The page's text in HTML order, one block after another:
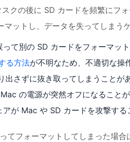
クの後に SD カードを頻繁にフ
ットし、データを失ってしまう
て別の SD カードをフォーマッ
る方法が不明なため、不適切な操
出さずに抜き取ってしまうことが
の電源が突然オフになること
が Mac や SD カードを攻撃する
てフォーマットしてしまった場